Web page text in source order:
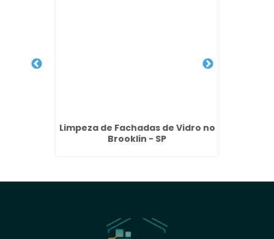
Limpeza de Fachadas de Vidro no
Brooklin - SP